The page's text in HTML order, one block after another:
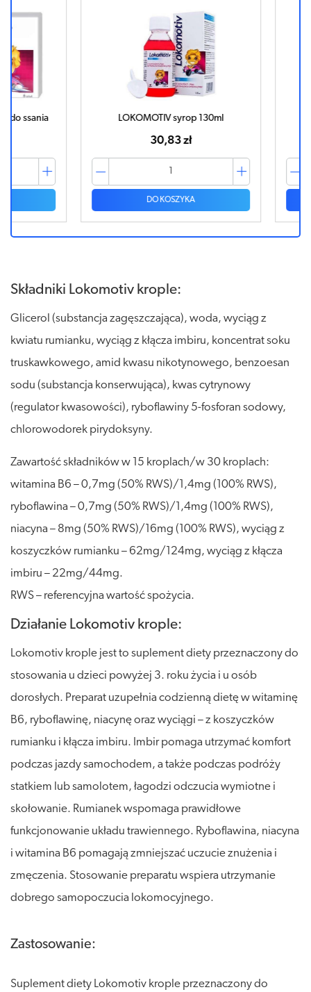
LOKOMOTIV syrop 130ml
30,83 zł
DO KOSZYKA
Składniki Lokomotiv krople:
Glicerol (substancja zagęszczająca), woda, wyciąg z
kwiatu rumianku, wyciąg z kłącza imbiru, koncentrat soku
truskawkowego, amid kwasu nikotynowego, benzoesan
sodu (substancja konserwująca), kwas cytrynowy
(regulator kwasowości), ryboflawiny 5-fosforan sodowy,
chlorowodorek pirydoksyny.
Zawartość składników w 15 kroplach/w 30 kroplach:
witamina B6 – 0,7mg (50% RWS)/1,4mg (100% RWS),
ryboflawina – 0,7mg (50% RWS)/1,4mg (100% RWS),
niacyna – 8mg (50% RWS)/16mg (100% RWS), wyciąg z
koszyczków rumianku – 62mg/124mg, wyciąg z kłącza
imbiru – 22mg/44mg.
RWS – referencyjna wartość spożycia.
Działanie Lokomotiv krople:
Lokomotiv krople jest to suplement diety przeznaczony do
stosowania u dzieci powyżej 3. roku życia i u osób
dorosłych. Preparat uzupełnia codzienną dietę w witaminę
B6, ryboflawinę, niacynę oraz wyciągi – z koszyczków
rumianku i kłącza imbiru. Imbir pomaga utrzymać komfort
podczas jazdy samochodem, a także podczas podróży
statkiem lub samolotem, łagodzi odczucia wymiotne i
skołowanie. Rumianek wspomaga prawidłowe
funkcjonowanie układu trawiennego. Ryboflawina, niacyna
i witamina B6 pomagają zmniejszać uczucie znużenia i
zmęczenia. Stosowanie preparatu wspiera utrzymanie
dobrego samopoczucia lokomocyjnego.
Zastosowanie:
Suplement diety Lokomotiv krople przeznaczony do